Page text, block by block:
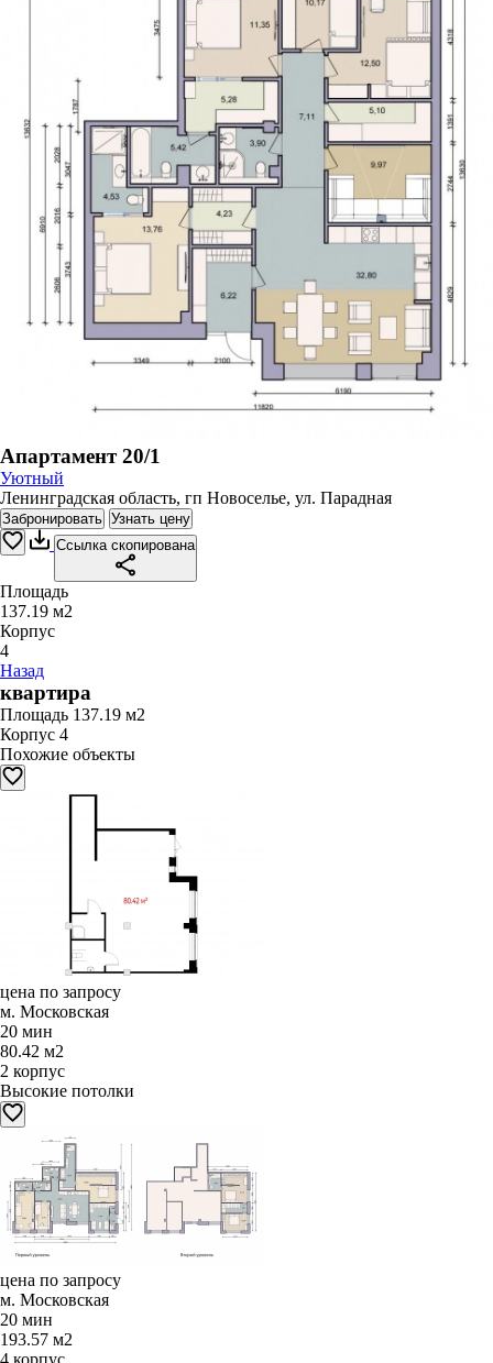
Апартамент 20/1
Уютный
Ленинградская область, гп Новоселье, ул. Парадная
Забронировать Узнать цену
Ссылка скопирована
Площадь
137.19 м2
Корпус
4
Назад
квартира
Площадь 137.19 м2
Корпус 4
Похожие объекты
цена по запросу
м. Московская
20 мин
80.42 м2
2 корпус
Высокие потолки
цена по запросу
м. Московская
20 мин
193.57 м2
4 корпус